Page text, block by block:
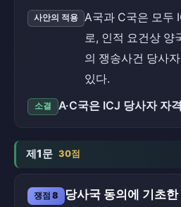
사안의 적용
A국과 C국은 모두
로, 인적 요건상 양
의 쟁송사건 당사
있다.
소결 A·C국은 ICJ 당사자 자
제1문 30점
쟁점 8 당사국 동의에 기초한